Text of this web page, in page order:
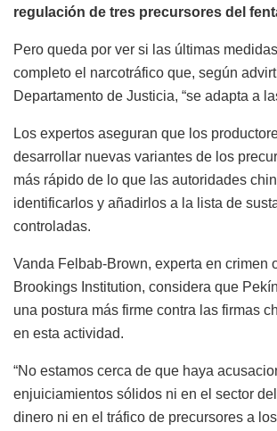
regulación de tres precursores del
Pero queda por ver si las últimas
completo el narcotráfico que, según
Departamento de Justicia, “se adapta a
Los expertos aseguran que los
desarrollar nuevas variantes de los
más rápido de lo que las autoridades
identificarlos y añadirlos a la lista de
controladas.
Vanda Felbab-Brown, experta en crimen
Brookings Institution, considera que
una postura más firme contra las firmas
en esta actividad.
“No estamos cerca de que haya
enjuiciamientos sólidos ni en el sector
dinero ni en el tráfico de precursores a